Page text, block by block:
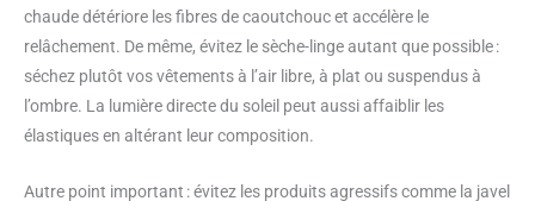
chaude détériore les fibres de caoutchouc et accélère le
relâchement. De même, évitez le sèche-linge autant que possible :
séchez plutôt vos vêtements à l’air libre, à plat ou suspendus à
l’ombre. La lumière directe du soleil peut aussi affaiblir les
élastiques en altérant leur composition.
Autre point important : évitez les produits agressifs comme la javel